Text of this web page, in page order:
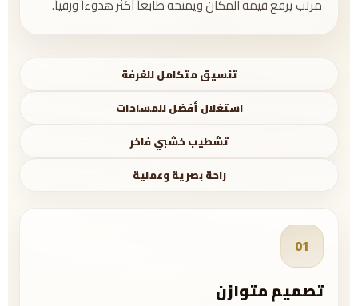
مرتب يرفع قيمة المكان ويمنحه طابعاً أكثر هدوءاً ورقياً.
تنسيق متكامل للغرفة
استغلال أفضل للمساحات
تشطيب خشبي فاخر
راحة بصرية وعملية
01
تصميم متوازن